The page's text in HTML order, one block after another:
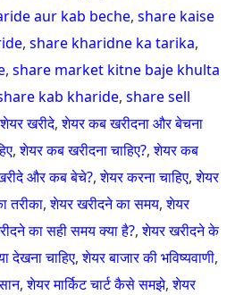
aur kab beche, share kaise
, share kharidne ka tarika,
, share market kitne baje khulta
kab kharide, share sell
खरीदे,शेयर कब खरीदना और बेचना
,शेयर कब खरीदना चाहिए?,शेयर कब
और कब बेचे?,शेयर करना चाहिए,शेयर
तरीका,शेयर खरीदने का समय,शेयर
का सही समय क्या है?,शेयर खरीदने के
देखना चाहिए,शेयर बाजार की भविष्यवाणी,
,शेयर मार्किट चार्ट कैसे समझे,शेयर